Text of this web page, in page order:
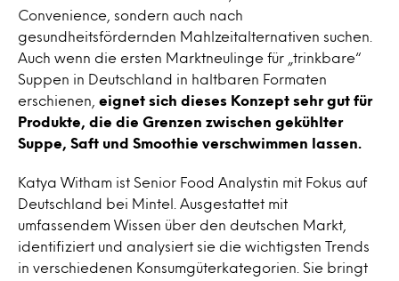
Convenience, sondern auch nach
gesundheitsfördernden Mahlzeitalternativen suchen.
Auch wenn die ersten Marktneulinge für „trinkbare“
Suppen in Deutschland in haltbaren Formaten
erschienen, eignet sich dieses Konzept sehr gut für
Produkte, die die Grenzen zwischen gekühlter
Suppe, Saft und Smoothie verschwimmen lassen.
Katya Witham ist Senior Food Analystin mit Fokus auf
Deutschland bei Mintel. Ausgestattet mit
umfassendem Wissen über den deutschen Markt,
identifiziert und analysiert sie die wichtigsten Trends
in verschiedenen Konsumgüterkategorien. Sie bringt